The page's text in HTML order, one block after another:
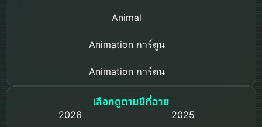
Animal
Animation การ์ตูน
Animation การ์ตูน
Based on a True Story เรื่องจริง
เลือกดูตามปีที่ฉาย
2026
2025